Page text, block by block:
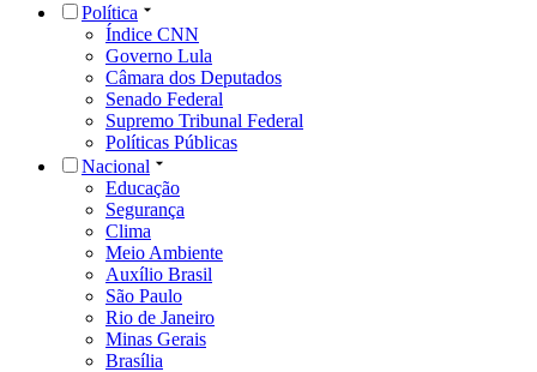
Política
Índice CNN
Governo Lula
Câmara dos Deputados
Senado Federal
Supremo Tribunal Federal
Políticas Públicas
Nacional
Educação
Segurança
Clima
Meio Ambiente
Auxílio Brasil
São Paulo
Rio de Janeiro
Minas Gerais
Brasília